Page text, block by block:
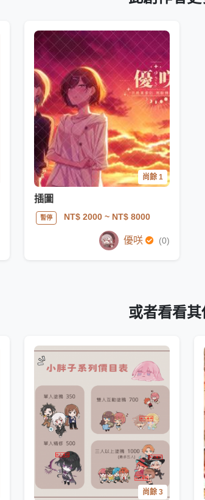
尚餘 1
插圖
暫停 NT$ 2000~ NT$ 8000
優咲 (0)
或者看看
尚餘 3